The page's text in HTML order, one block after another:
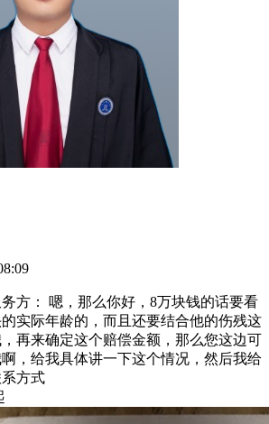
方：
嗯，那么你好，8万块钱的话要看
实际年龄的，而且还要结合他的伤残这
再来确定这个赔偿金额，那么您这边可
，给我具体讲一下这个情况，然后我给
方式